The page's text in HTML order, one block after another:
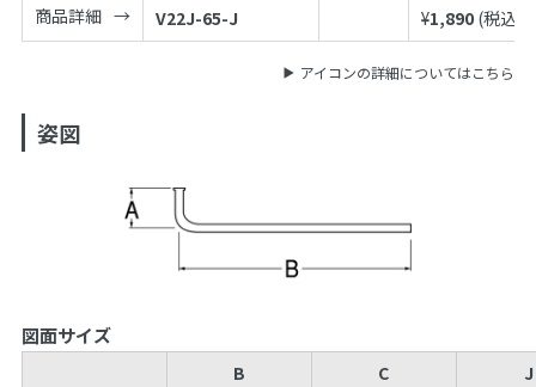
商品詳細
V22J-65-J ¥1,890 (税込¥
アイコンの詳細についてはこちら
姿図
図面サイズ
B C
J